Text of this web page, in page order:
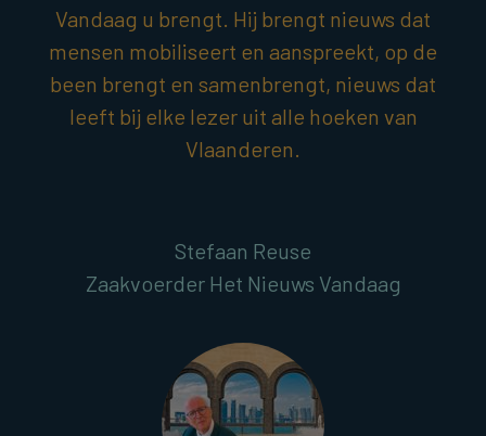
Vandaag u brengt. Hij brengt nieuws dat
mensen mobiliseert en aanspreekt, op de
been brengt en samenbrengt, nieuws dat
leeft bij elke lezer uit alle hoeken van
Vlaanderen.
Stefaan Reuse
Zaakvoerder Het Nieuws Vandaag